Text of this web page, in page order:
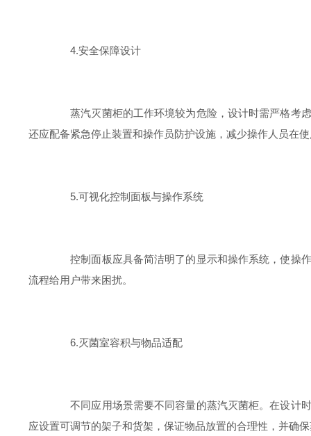
4.安全保障设计
蒸汽灭菌柜的工作环境较为危险，设计时需严格考虑
还应配备紧急停止装置和操作员防护设施，减少操作人员在
5.可视化控制面板与操作系统
控制面板应具备简洁明了的显示和操作系统，使操作
流程给用户带来困扰。
6.灭菌室容积与物品适配
不同应用场景需要不同容量的蒸汽灭菌柜。在设计时
应设置可调节的架子和货架，保证物品放置的合理性，并确